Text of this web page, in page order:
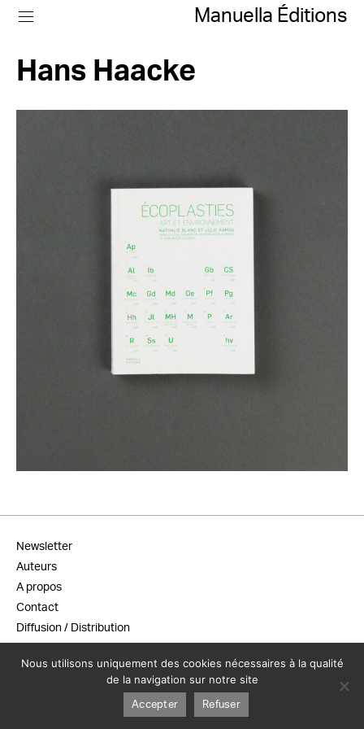
Manuella Éditions
Hans Haacke
Newsletter
Auteurs
A propos
Contact
Diffusion / Distribution
Mentions légales
Nous utilisons uniquement des cookies nécessaires à la qualité
de la navigation sur notre site
Accepter Refuser